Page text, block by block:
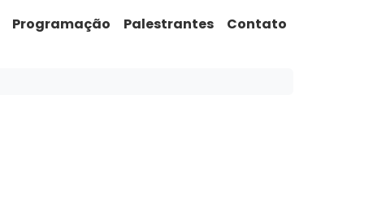
Programação Palestrantes Contato